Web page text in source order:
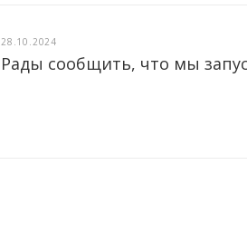
28.10.2024
Рады сообщить, что мы